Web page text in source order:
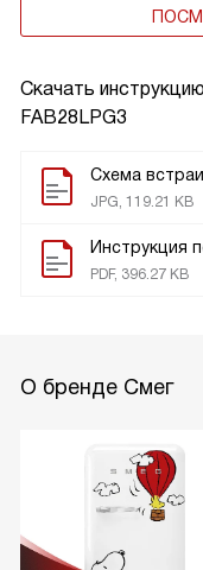
Скачать
FAB28LPG3
Схема
JPG, 119.21 KB
Инструкция
PDF, 396.27 KB
О бренде Смег